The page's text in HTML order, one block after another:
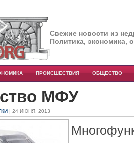
Свежие новости из
Политика, экономика,
ПРОИСШЕСТВИЯ ОБЩЕСТВО
МФУ
| 24 ИЮНЯ, 2013